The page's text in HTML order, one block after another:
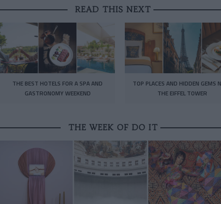
READ THIS NEXT
THE BEST HOTELS FOR A SPA AND
GASTRONOMY WEEKEND
TOP PLACES AND HIDDEN GEMS
THE EIFFEL TOWER
THE WEEK OF DO IT